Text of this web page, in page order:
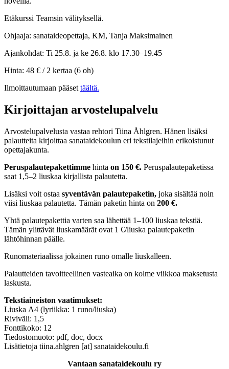
Etäkurssi Teamsin välityksellä.
Ohjaaja: sanataideopettaja, KM, Tanja Maksimainen
Ajankohdat: Ti 25.8. ja ke 26.8. klo 17.30–19.45
Hinta: 48 € / 2 kertaa (6 oh)
Ilmoittautumaan pääsettäältä.
Kirjoittajan arvostelupalvelu
Arvostelupalvelusta vastaa rehtori Tiina Åhlgren. Hänen lisäksi
palautteita kirjoittaa sanataidekoulun eri tekstilajeihin erikoistunut
opettajakunta.
Peruspalautepakettimme hinta on 150 €. Peruspalautepaketissa
saat 1,5–2 liuskaa kirjallista palautetta.
Lisäksi voit ostaa syventävän palautepaketin, joka sisältää noin
viisi liuskaa palautetta. Tämän paketin hinta on 200 €.
Yhtä palautepakettia varten saa lähettää 1–100 liuskaa tekstiä.
Tämän ylittävät liuskamäärät ovat 1 €/liuska palautepaketin
lähtöhinnan päälle.
Runomateriaalissa jokainen runo omalle liuskalleen.
Palautteiden tavoitteellinen vasteaika on kolme viikkoa maksetusta
laskusta.
Tekstiaineiston vaatimukset:
Liuska A4 (lyriikka: 1 runo/liuska)
Riviväli: 1,5
Fonttikoko: 12
Tiedostomuoto: pdf, doc, docx
Lisätietoja tiina.ahlgren [at] sanataidekoulu.fi
Vantaan sanataidekoulu ry